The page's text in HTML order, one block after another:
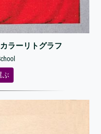
ラーリトグラフ
ぶ